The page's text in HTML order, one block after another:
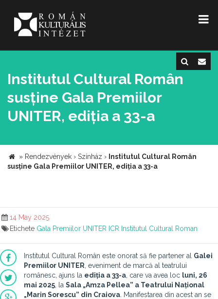
Institutul Cultural Român
susține Gala Premiilor
UNITER, ediția a 33-a
» Rendezvények › Színház › Institutul Cultural Român
susține Gala Premiilor UNITER, ediția a 33-a
14 May 2025
Etichete Gala Premiilor UNITER ICR Institutul Cultural Roman
Institutul Cultural Român este onorat să fie partener al Galei
Premiilor UNITER , eveniment de marcă al teatrului
românesc, ajuns la ediția a 33-a , care va avea loc luni, 26
mai 2025 , la Sala „Amza Pellea” a Teatrului Național
„Marin Sorescu” din Craiova . Manifestarea din acest an se